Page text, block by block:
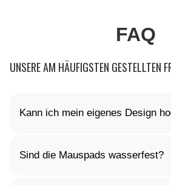
FAQ
UNSERE AM HÄUFIGSTEN GESTELLTEN
Kann ich mein eigenes Design
Vorstellungen gestalten! Lade
Design einfach hoch, und wir
Sind die Mauspads wasserfest?